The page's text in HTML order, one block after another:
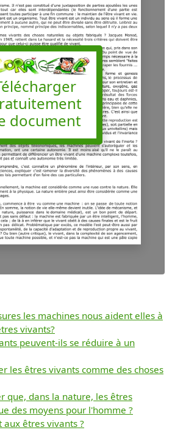
document
les machines nous aident elles à
vivants?
peuvent-ils se réduire à un
les êtres vivants comme des choses
que, dans la nature, les êtres
des moyens pour l'homme ?
aux êtres vivants ?